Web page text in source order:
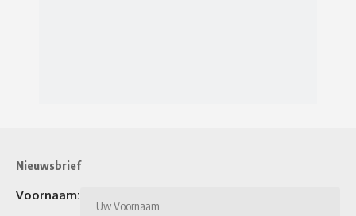
Nieuwsbrief
Voornaam: